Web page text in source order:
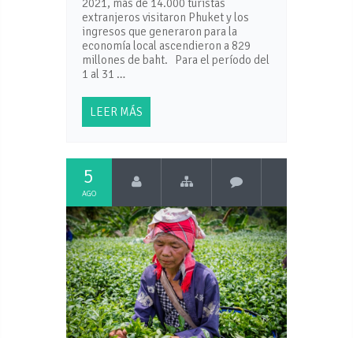
2021, más de 14.000 turistas
extranjeros visitaron Phuket y los
ingresos que generaron para la
economía local ascendieron a 829
millones de baht. Para el período del
1 al 31 …
LEER MÁS
5
AGO